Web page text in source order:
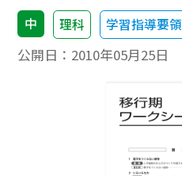
中 理科 学習指導要領
公開日： 2010年05月25日